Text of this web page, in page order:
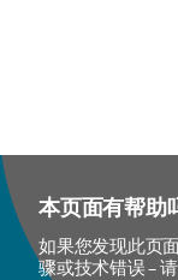
本页面有帮助
如果您发现此页
骤或技术错误 –